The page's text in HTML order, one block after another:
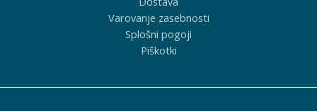
Varovanje zasebnosti
Splošni pogoji
Piškotki